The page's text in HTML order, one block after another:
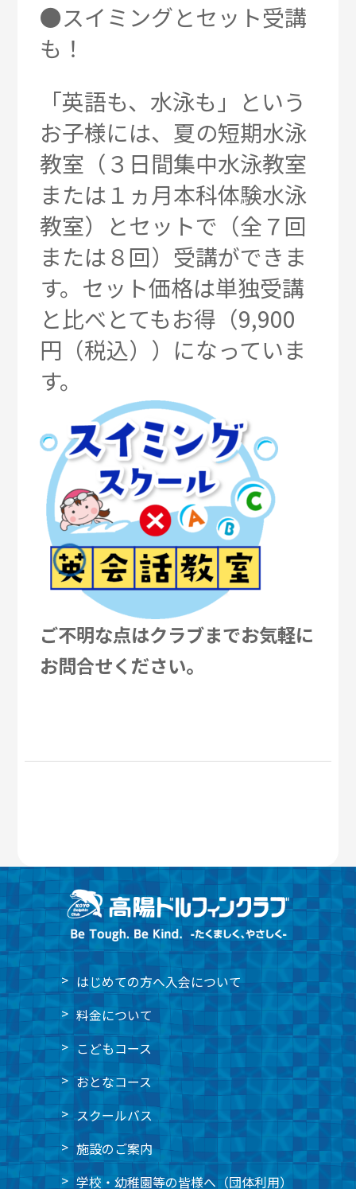
●スイミングとセット受講
も！
「英語も、水泳も」という
お子様には、夏の短期水泳
教室（３日間集中水泳教室
または１ヵ月本科体験水泳
教室）とセットで（全７回
または８回）受講ができま
す。セット価格は単独受講
と比べとてもお得（9,900
円（税込））になっていま
す。
ご不明な点はクラブまでお気軽に
お問合せください。
はじめての方へ入会について
料金について
こどもコース
おとなコース
スクールバス
施設のご案内
学校・幼稚園等の皆様へ（団体利用）